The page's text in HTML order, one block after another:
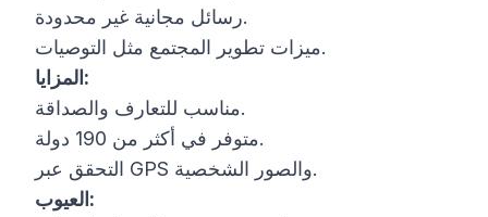
رسائل مجانية غير محدودة.
ميزات تطوير المجتمع مثل التوصيات.
المزايا:
مناسب للتعارف والصداقة.
متوفر في أكثر من 190 دولة.
التحقق عبر GPS والصور الشخصية.
العيوب: